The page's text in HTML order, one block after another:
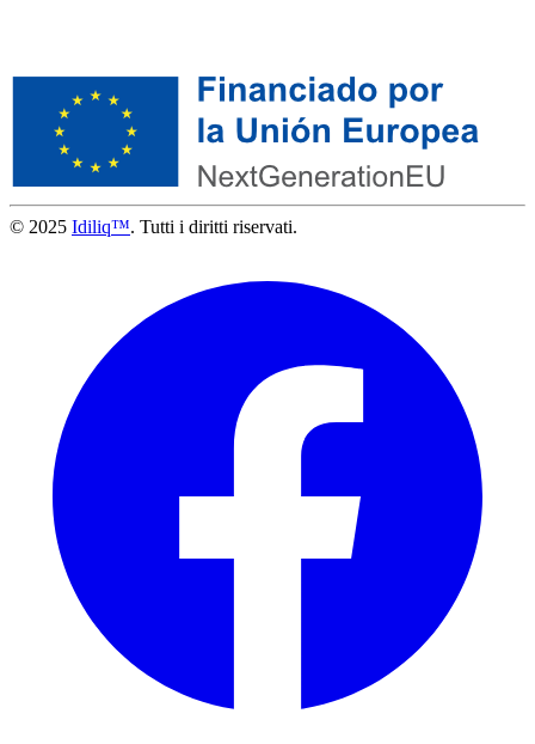
© 2025 Idiliq™. Tutti i diritti riservati.